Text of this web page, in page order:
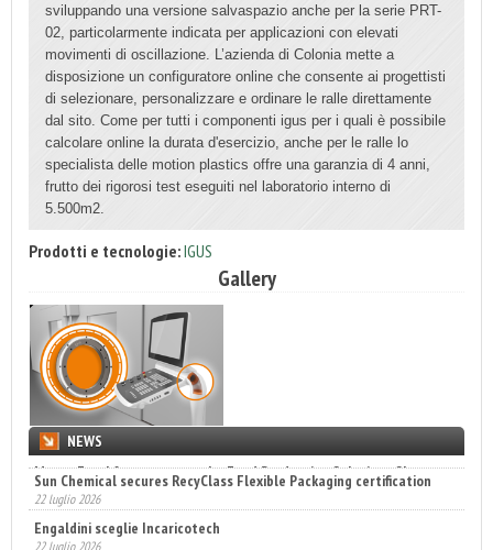
sviluppando una versione salvaspazio anche per la serie PRT-
02, particolarmente indicata per applicazioni con elevati
movimenti di oscillazione. L’azienda di Colonia mette a
disposizione un configuratore online che consente ai progettisti
di selezionare, personalizzare e ordinare le ralle direttamente
dal sito. Come per tutti i componenti igus per i quali è possibile
calcolare online la durata d'esercizio, anche per le ralle lo
specialista delle motion plastics offre una garanzia di 4 anni,
frutto dei rigorosi test eseguiti nel laboratorio interno di
5.500m2.
Prodotti e tecnologie:IGUS
Gallery
NEWS
Sun Chemical secures RecyClass Flexible Packaging certification
22 luglio 2026
Engaldini sceglie Incaricotech
22 luglio 2026